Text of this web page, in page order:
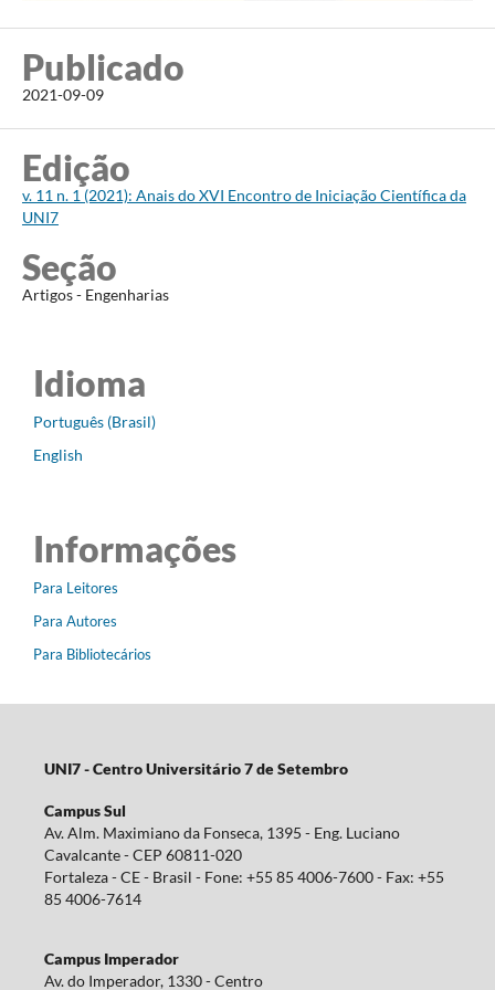
Publicado
2021-09-09
Edição
v. 11 n. 1 (2021): Anais do XVI Encontro de Iniciação Científica da
UNI7
Seção
Artigos - Engenharias
Idioma
Português (Brasil)
English
Informações
Para Leitores
Para Autores
Para Bibliotecários
UNI7 - Centro Universitário 7 de Setembro
Campus Sul
Av. Alm. Maximiano da Fonseca, 1395 - Eng. Luciano
Cavalcante - CEP 60811-020
Fortaleza - CE - Brasil - Fone: +55 85 4006-7600 - Fax: +55
85 4006-7614
Campus Imperador
Av. do Imperador, 1330 - Centro